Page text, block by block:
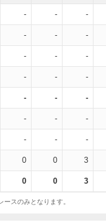
- - -
- - -
- - -
- - -
- - -
- - -
- - -
0 0 3
0 0 3
スのみとなります。